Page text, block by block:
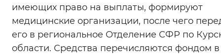
имеющих право на выплаты, формируют
медицинские организации, после чего
его в региональное Отделение СФР по
области. Средства перечисляются фондом в